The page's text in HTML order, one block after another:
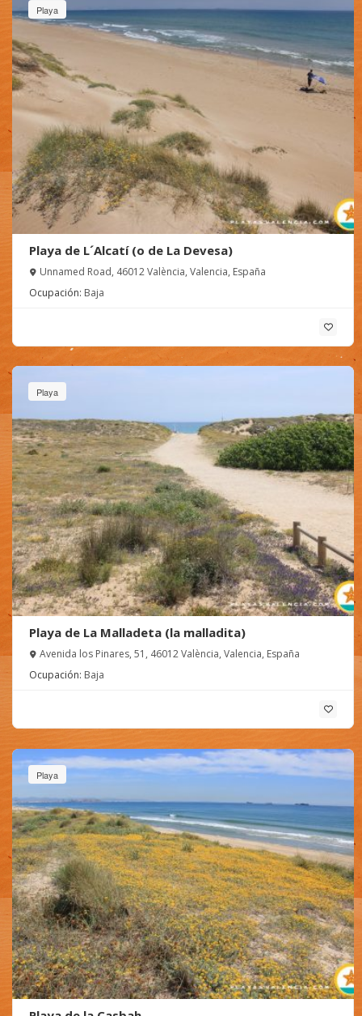
Playa
Playa de L´Alcatí (o de La Devesa)
Unnamed Road, 46012 València, Valencia, España
Ocupación: Baja
Playa
Playa de La Malladeta (la malladita)
Avenida los Pinares, 51, 46012 València, Valencia, España
Ocupación: Baja
Playa